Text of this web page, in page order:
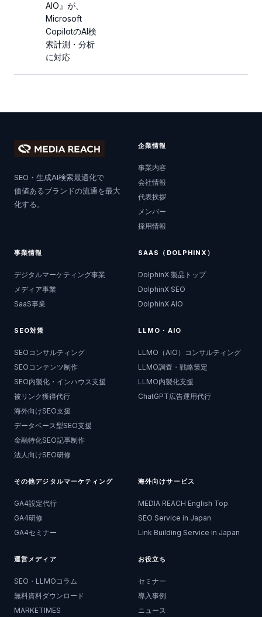
AIO』が、
Microsoft
CopilotのAI検
索計測・分析
に対応
SEO・生成AI検索最適化で
価値あるブランドの流通を最大
化する。
企業情報
事業内容
会社情報
代表挨拶
メンバー
採用情報
事業情報
デジタルマーケティング事業
メディア事業
SaaS事業
SAAS（DOLPHINX）
DolphinX 製品トップ
DolphinX SEO
DolphinX AIO
SEO対策
SEOコンサルティング
SEOコンテンツ制作
SEO内製化・インハウス支援
被リンク獲得代行
海外向けSEO支援
データベース型SEO支援
金融特化SEO記事制作
法人向けSEO研修
LLMO・AIO
LLMO（AIO）コンサルティング
LLMO調査・戦略策定
LLMO内製化支援
ChatGPT広告運用代行
その他デジタルマーケティング
GA4設定代行
GA4研修
GA4セミナー
海外向けサービス
MEDIA REACH English Top
SEO Service in Japan
Link Building Service in Japan
運営メディア
SEO・LLMOコラム
無料資料ダウンロード
MARKETIMES
お役立ち
セミナー
導入事例
ニュース